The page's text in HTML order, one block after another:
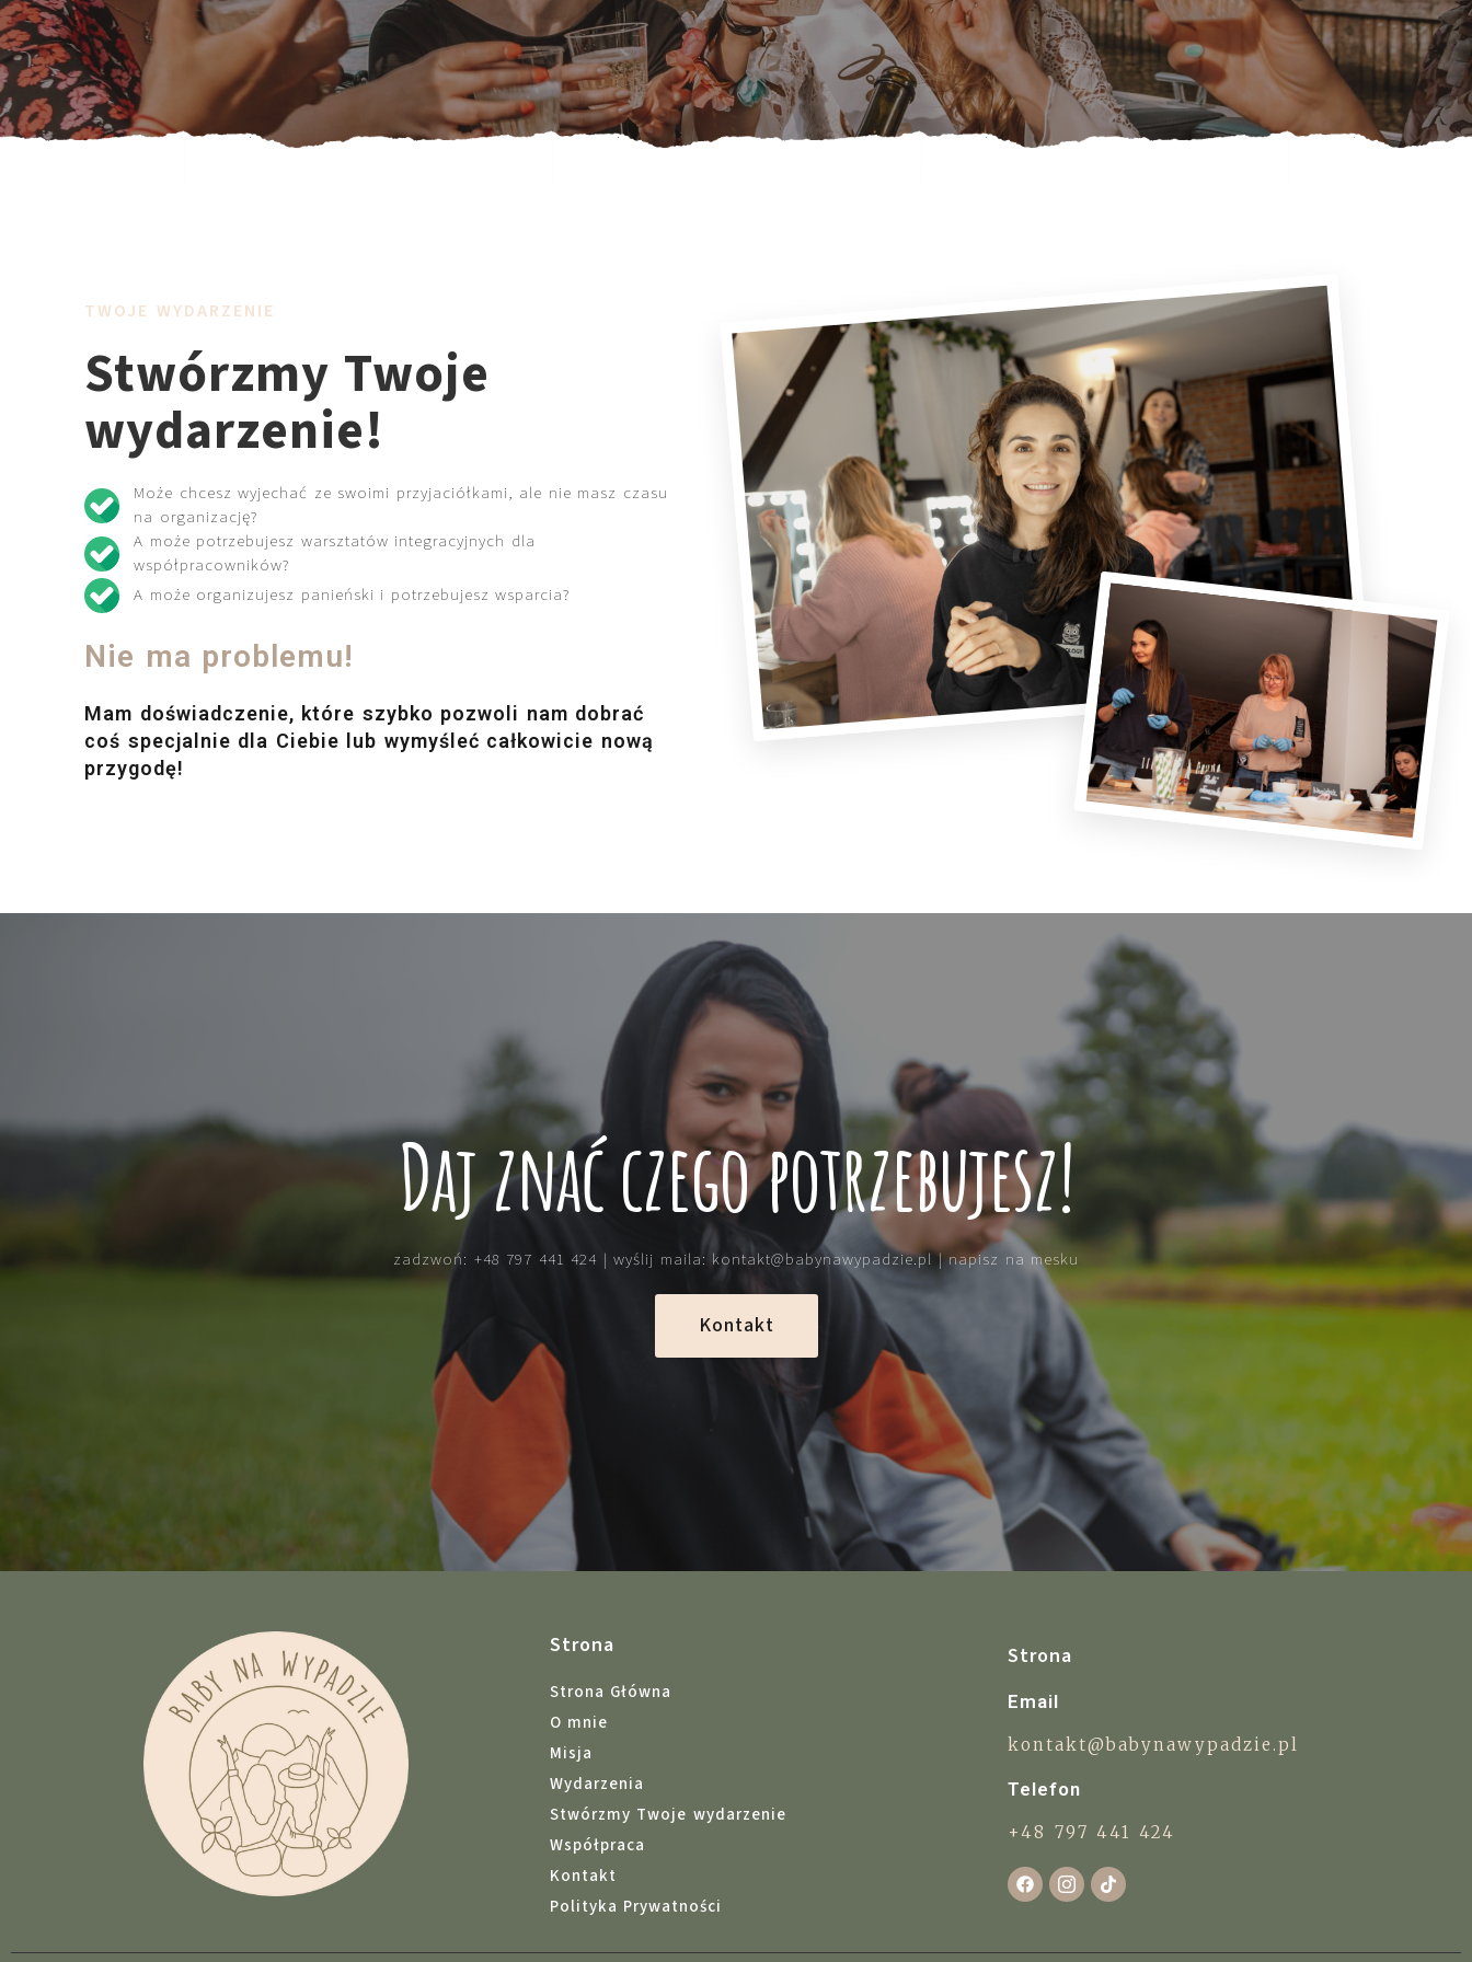
TWOJE WYDARZENIE
Stwórzmy Twoje
wydarzenie!
Może chcesz wyjechać ze swoimi przyjaciółkami, ale nie masz czasu
na organizację?
A może potrzebujesz warsztatów integracyjnych dla
współpracowników?
A może organizujesz panieński i potrzebujesz wsparcia?
Nie ma problemu!
Mam doświadczenie, które szybko pozwoli nam dobrać
coś specjalnie dla Ciebie lub wymyśleć całkowicie nową
przygodę!
Daj znać czego potrzebujesz!
zadzwoń: +48 797 441 424 | wyślij maila: kontakt@babynawypadzie.pl | napisz na mesku
Kontakt
Strona
Strona Główna
O mnie
Misja
Wydarzenia
Stwórzmy Twoje wydarzenie
Współpraca
Kontakt
Polityka Prywatności
Strona
Email
kontakt@babynawypadzie.pl
Telefon
+48 797 441 424